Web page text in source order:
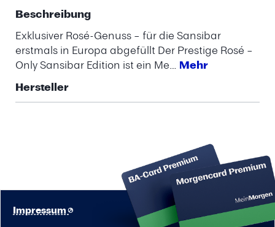
Beschreibung
Exklusiver Rosé-Genuss – für die Sansibar
erstmals in Europa abgefüllt Der Prestige Rosé –
Only Sansibar Edition ist ein Me… Mehr
Hersteller
Impressum